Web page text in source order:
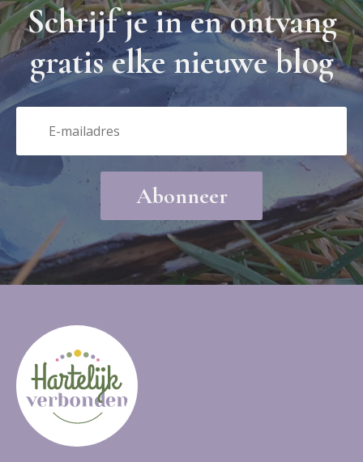
Schrijf je in en ontvang
gratis elke nieuwe blog